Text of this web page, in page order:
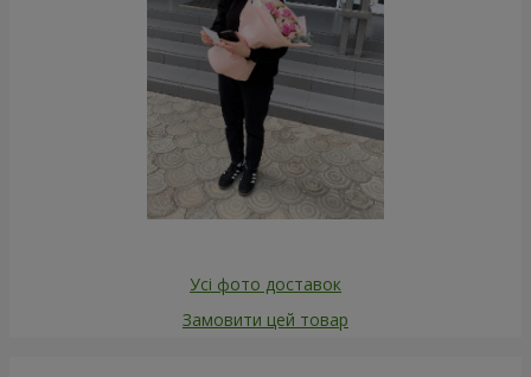
Усі фото доставок
Замовити цей товар